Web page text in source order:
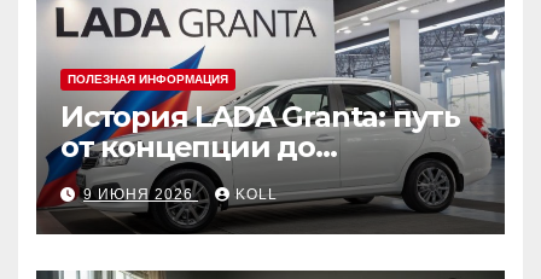
ПОЛЕЗНАЯ ИНФОРМАЦИЯ
История LADA Granta: путь
от концепции до
популярного российского
автомобиля
9 ИЮНЯ 2026 KOLL